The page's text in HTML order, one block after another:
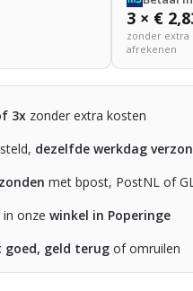
3 × €
zonder extra
afrekenen
3x zonder extra kosten
dezelfde werkdag
met bpost, PostNL of
in onzewinkel in Poperinge
goed, geld terug of omruilen